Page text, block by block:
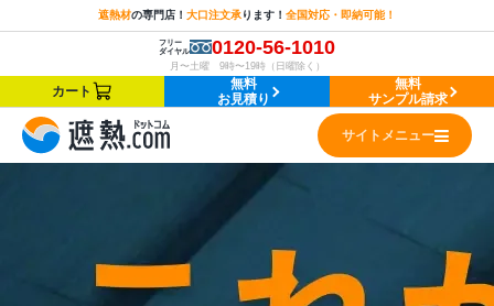
遮熱材の専門店！ 大口注文承ります！ 全国対応・即納可能！
フリー
ダイヤル
0120-56-1010
月〜土曜 9時〜19時（日曜除く）
カート
無料
お見積り
無料
サンプル請求
サイトメニュー